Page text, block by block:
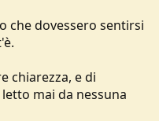
che dovessero sentirsi
chiarezza, e di
mai da nessuna